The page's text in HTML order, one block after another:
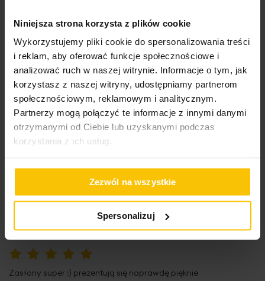
Niniejsza strona korzysta z plików cookie
Wykorzystujemy pliki cookie do spersonalizowania treści
i reklam, aby oferować funkcje społecznościowe i
analizować ruch w naszej witrynie. Informacje o tym, jak
korzystasz z naszej witryny, udostępniamy partnerom
społecznościowym, reklamowym i analitycznym.
Partnerzy mogą połączyć te informacje z innymi danymi
otrzymanymi od Ciebie lub uzyskanymi podczas
korzystania z ich usług.
Zezwól na wszystkie
Spersonalizuj
60%
Zasłona bardzo ładna, niestety po rozpakowaniu w niektórych
miejscach była brudna.
Wysłany na11.04.2023
Zasłona za okazała się za krótka , nie ma 2,50 długości .
Musiałam zwrócic
Zasłony super :) prezentują się naprawdę pięknie